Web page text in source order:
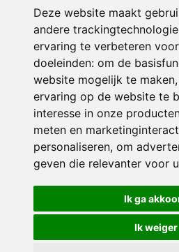
Deze website maakt
andere
ervaring te verbeteren
doeleinden: om de
website mogelijk te maken,
ervaring op de website te
interesse in onze
meten en
personaliseren, om
geven die relevanter voor
Ik ga
Ik weiger
© 2026 Avonturijn | Alle
Privacy policy|Disclaimer|
voorkeuren
Crealisatie The